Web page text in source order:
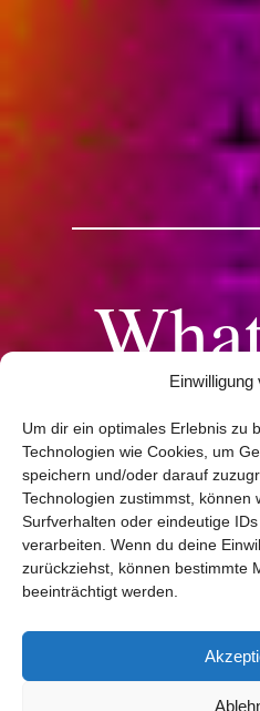
Einwilligung
Um dir ein optimales Erlebnis zu
Technologien wie Cookies, um
speichern und/oder darauf
Technologien zustimmst, können
Surfverhalten oder eindeutige
verarbeiten. Wenn du deine
zurückziehst, können bestimmte
beeinträchtigt werden.
for
You